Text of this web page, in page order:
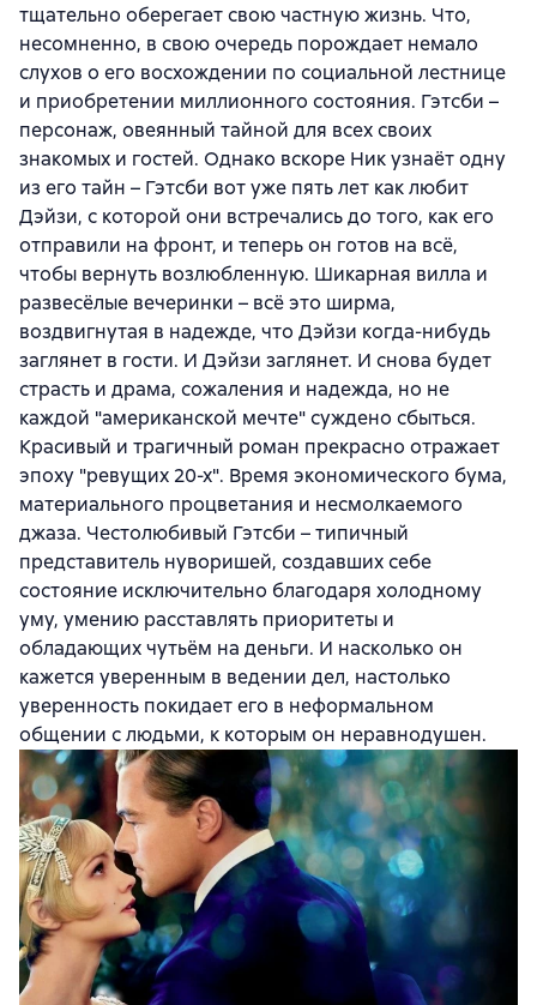
тщательно оберегает свою частную жизнь. Что,
несомненно, в свою очередь порождает немало
слухов о его восхождении по социальной лестнице
и приобретении миллионного состояния. Гэтсби –
персонаж, овеянный тайной для всех своих
знакомых и гостей. Однако вскоре Ник узнаёт одну
из его тайн – Гэтсби вот уже пять лет как любит
Дэйзи, с которой они встречались до того, как его
отправили на фронт, и теперь он готов на всё,
чтобы вернуть возлюбленную. Шикарная вилла и
развесёлые вечеринки – всё это ширма,
воздвигнутая в надежде, что Дэйзи когда-нибудь
заглянет в гости. И Дэйзи заглянет. И снова будет
страсть и драма, сожаления и надежда, но не
каждой "американской мечте" суждено сбыться.
Красивый и трагичный роман прекрасно отражает
эпоху "ревущих 20-х". Время экономического бума,
материального процветания и несмолкаемого
джаза. Честолюбивый Гэтсби – типичный
представитель нуворишей, создавших себе
состояние исключительно благодаря холодному
уму, умению расставлять приоритеты и
обладающих чутьём на деньги. И насколько он
кажется уверенным в ведении дел, настолько
уверенность покидает его в неформальном
общении с людьми, к которым он неравнодушен.